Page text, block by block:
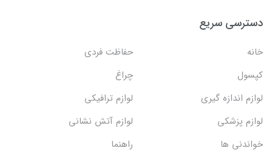
دسترسی سریع
خانه
حفاظت فردی
کپسول
چراغ
لوازم اندازه گیری
لوازم ترافیکی
لوازم پزشکی
لوازم آتش نشانی
خواندنی ها
راهنما